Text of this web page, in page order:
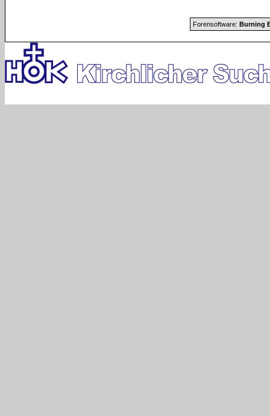
Forensoftware: Burning